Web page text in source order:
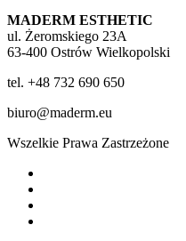
MADERM ESTHETIC
ul. Żeromskiego 23A
63-400 Ostrów Wielkopolski
tel. +48 732 690 650
biuro@maderm.eu
Wszelkie Prawa Zastrzeżone